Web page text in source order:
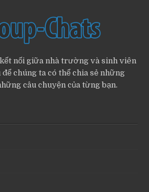
nối giữa nhà trường và sinh viên
chúng ta có thể chia sẻ những
câu chuyện của từng bạn.